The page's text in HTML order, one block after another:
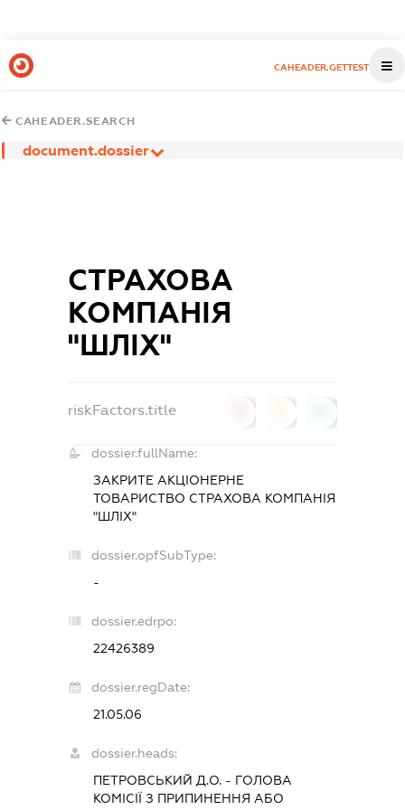
CAHEADER.GETTEST
CAHEADER.SEARCH
document.dossier
СТРАХОВА
КОМПАНІЯ
"ШЛІХ"
riskFactors.title
dossier.fullName:
ЗАКРИТЕ АКЦІОНЕРНЕ
ТОВАРИСТВО СТРАХОВА КОМПАНІЯ
"ШЛІХ"
dossier.opfSubType:
-
dossier.edrpo:
22426389
dossier.regDate:
21.05.06
dossier.heads:
ПЕТРОВСЬКИЙ Д.О. - ГОЛОВА
КОМІСІЇ З ПРИПИНЕННЯ АБО